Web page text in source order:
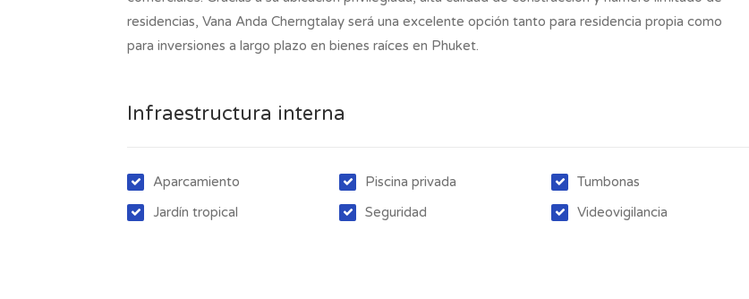
residencias, Vana Anda Cherngtalay será una excelente opción tanto para residencia propia como
para inversiones a largo plazo en bienes raíces en Phuket.
Infraestructura interna
Aparcamiento
Jardín tropical
Piscina privada
Seguridad
Tumbonas
Videovigilancia